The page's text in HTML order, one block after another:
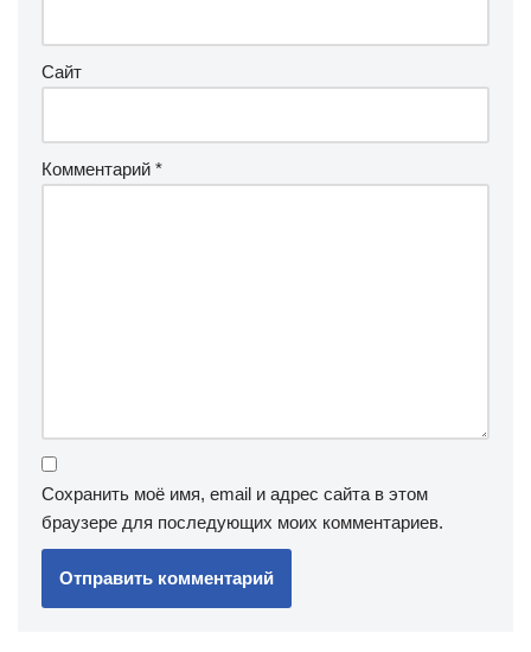
Сайт
Комментарий *
Сохранить моё имя, email и адрес сайта в этом
браузере для последующих моих комментариев.